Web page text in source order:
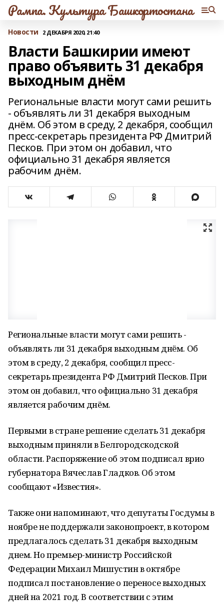
Рампа. Культура Башкортостана
Новости 2 ДЕКАБРЯ 2020, 21:40
Власти Башкирии имеют
право объявить 31 декабря
выходным днём
Региональные власти могут сами решить
- объявлять ли 31 декабря выходным
днём. Об этом в среду, 2 декабря, сообщил
пресс-секретарь президента РФ Дмитрий
Песков. При этом он добавил, что
официально 31 декабря является
рабочим днём.
Региональные власти могут сами решить -
объявлять ли 31 декабря выходным днём. Об
этом в среду, 2 декабря, сообщил пресс-
секретарь президента РФ Дмитрий Песков. При
этом он добавил, что официально 31 декабря
является рабочим днём.
Первыми в стране решение сделать 31 декабря
выходным приняли в Белгородскодской
области. Распоряжение об этом подписал врио
губернатора Вячеслав Гладков. Об этом
сообщают «Известия».
Также они напоминают, что депутаты Госдумы в
ноябре не поддержали законопроект, в котором
предлагалось сделать 31 декабря выходным
днем. Но премьер-министр Российской
Федерации Михаил Мишустин в октябре
подписал постановление о переносе выходных
дней на 2021 год. В соответствии с этим